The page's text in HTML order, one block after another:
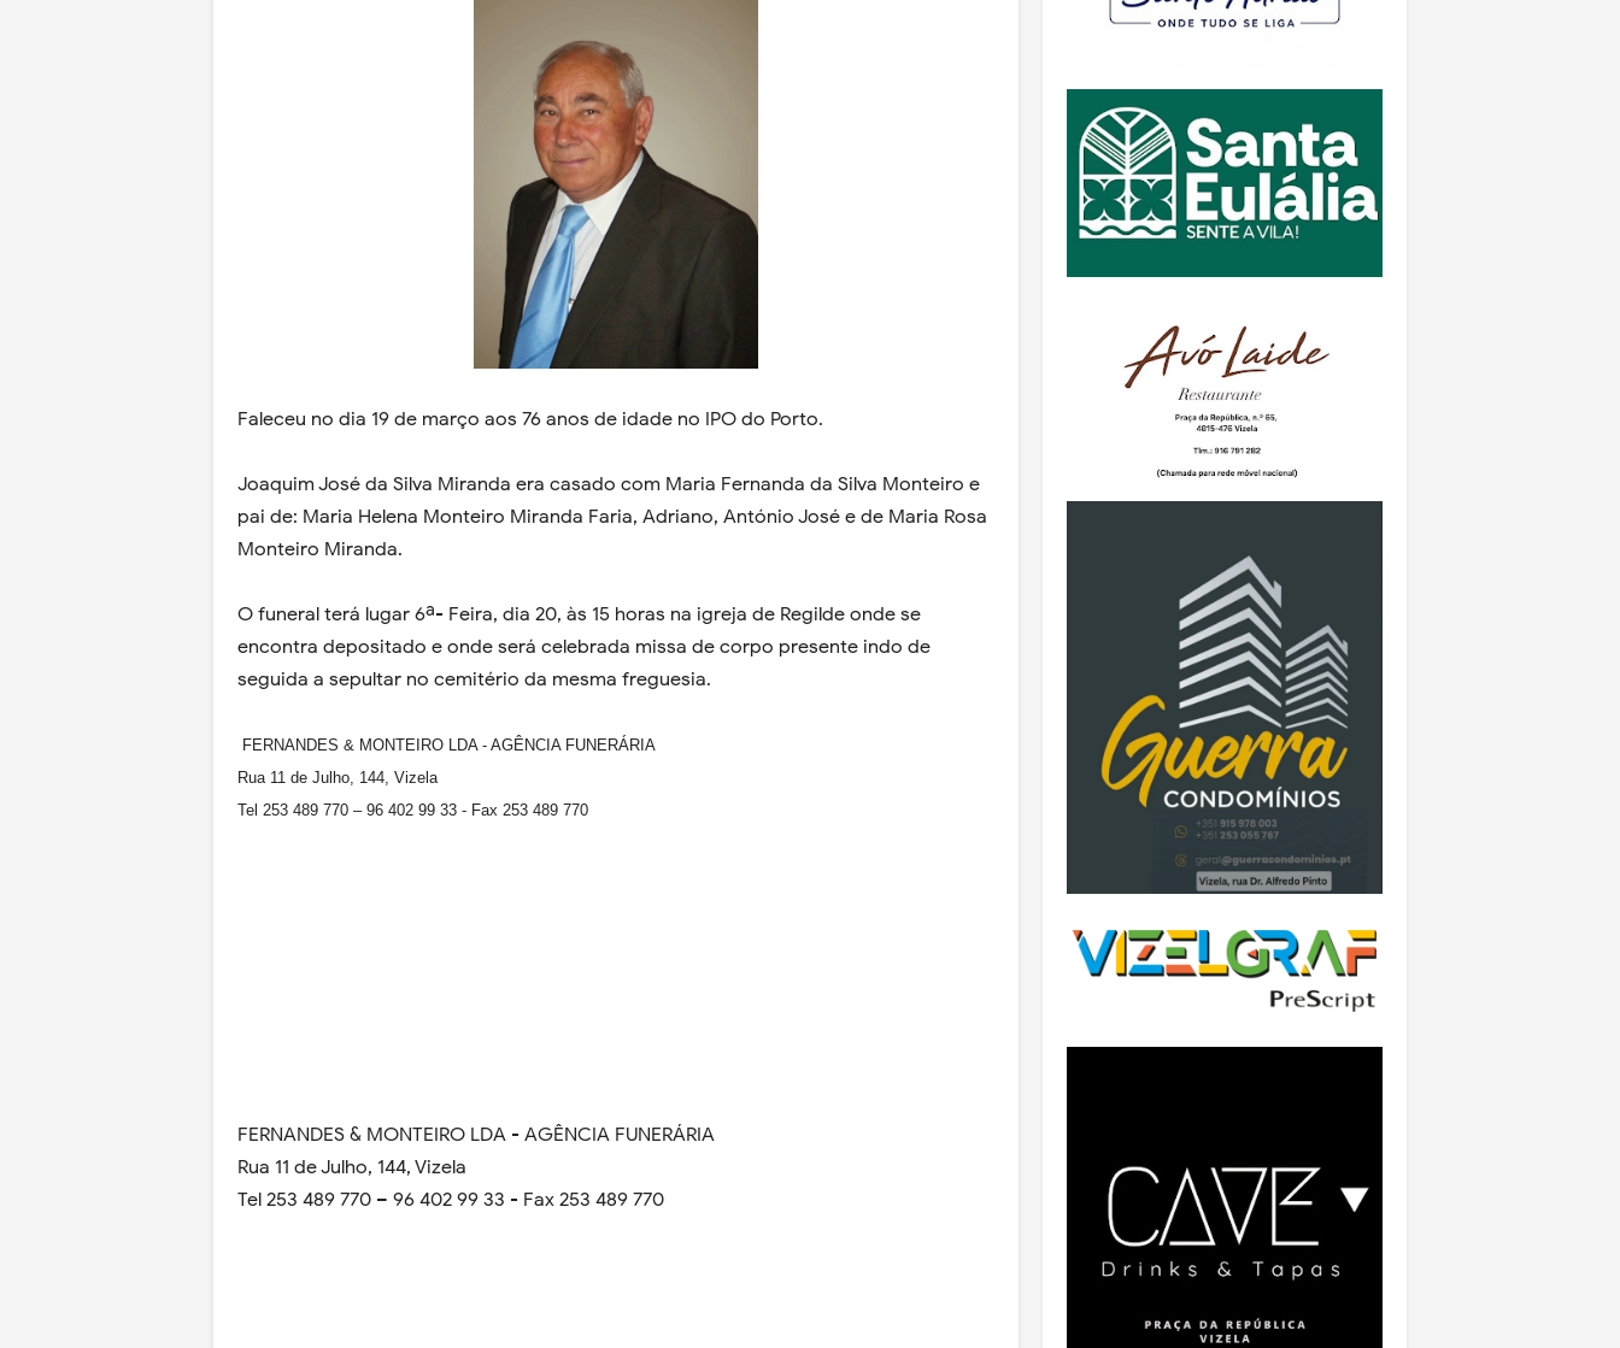
Faleceu no dia 19 de março aos 76 anos de idade no IPO do Porto.
Joaquim José da Silva Miranda era casado com Maria Fernanda da Silva Monteiro e
pai de: Maria Helena Monteiro Miranda Faria, Adriano, António José e de Maria Rosa
Monteiro Miranda.
O funeral terá lugar 6ª- Feira, dia 20, às 15 horas na igreja de Regilde onde se
encontra depositado e onde será celebrada missa de corpo presente indo de
seguida a sepultar no cemitério da mesma freguesia.
FERNANDES & MONTEIRO LDA - AGÊNCIA FUNERÁRIA
Rua 11 de Julho, 144, Vizela
Tel 253 489 770 – 96 402 99 33 - Fax 253 489 770
FERNANDES & MONTEIRO LDA - AGÊNCIA FUNERÁRIA
Rua 11 de Julho, 144, Vizela
Tel 253 489 770 – 96 402 99 33 - Fax 253 489 770